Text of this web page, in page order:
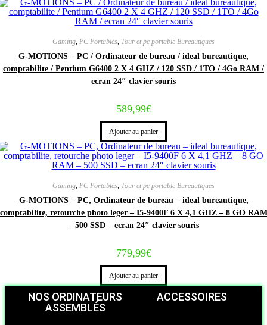
Gaming, PC Portables, Tour et pc portable Bureautiques
G-MOTIONS – PC / Ordinateur de bureau / ideal bureautique,
comptabilite / Pentium G6400 2 X 4 GHZ / 120 SSD / 1TO / 4Go RAM /
ecran 24″ clavier souris
589,99€
Ajouter au panier
Gaming, PC Portables, Tour et pc portable Bureautiques
G-MOTIONS – PC, Ordinateur de bureau – ideal bureautique,
comptabilite, retourche photo leger – I5-9400F 6 X 4,1 GHZ – 8 GO RAM
– 500 SSD – ecran 24″ clavier souris
779,99€
Ajouter au panier
NOS ORDINATEURS
ASSEMBLÉS
ACCESSOIRES